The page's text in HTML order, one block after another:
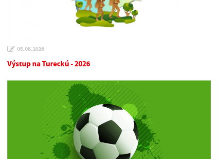
05.08.2026
Výstup na Tureckú - 2026